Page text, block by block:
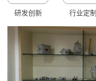
研发创新 行业定制